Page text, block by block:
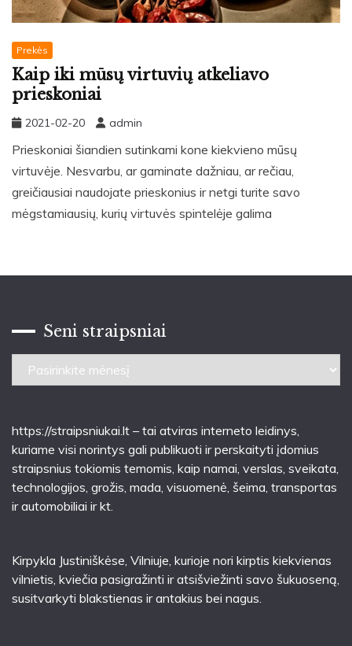
Prekės
Kaip iki mūsų virtuvių atkeliavo
prieskoniai
2021-02-20 admin
Prieskoniai šiandien sutinkami kone kiekvieno mūsų
virtuvėje. Nesvarbu, ar gaminate dažniau, ar rečiau,
greičiausiai naudojate prieskonius ir netgi turite savo
mėgstamiausių, kurių virtuvės spintelėje galima
Seni straipsniai
Seni
straipsniai
https://straipsniukai.lt – tai atviras interneto leidinys,
kuriame visi norintys gali publikuoti ir perskaityti įdomius
straipsnius tokiomis temomis, kaip namai, verslas, sveikata,
technologijos, grožis, mada, visuomenė, šeima, transportas
ir automobiliai ir kt.
Kirpykla Justiniškėse , Vilniuje, kurioje nori kirptis kiekvienas
vilnietis, kviečia pasigražinti ir atsišviežinti savo šukuoseną,
susitvarkyti blakstienas ir antakius bei nagus.